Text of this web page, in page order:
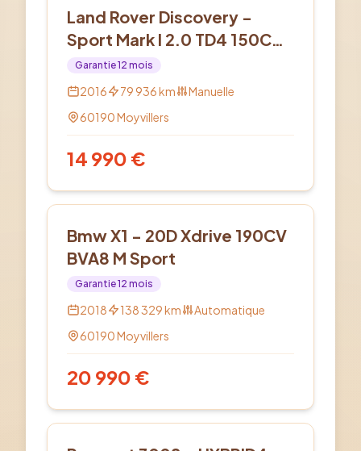
Land Rover Discovery -
Sport Mark I 2.0 TD4 150CV
Pure
Garantie12 mois
2016 79 936km
Manuelle
60190Moyvillers
14 990 €
Bmw X1 - 20D Xdrive 190CV
BVA8 M Sport
Garantie12 mois
2018 138 329km
Automatique
60190Moyvillers
20 990 €